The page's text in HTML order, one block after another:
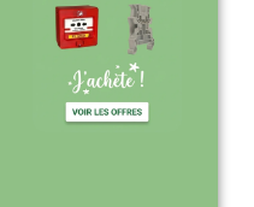
livraison rapide
après validation
de commande